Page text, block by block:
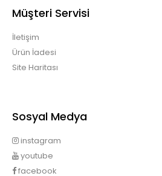
Müşteri Servisi
İletişim
Ürün İadesi
Site Haritası
Sosyal Medya
instagram
youtube
facebook